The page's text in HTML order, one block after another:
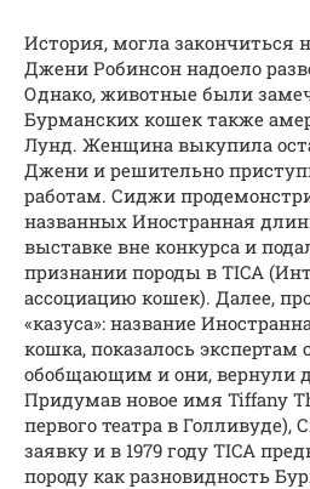
История, могла закончиться
Джени Робинсон надоело
Однако, животные были
Бурманских кошек также
Лунд. Женщина выкупила
Джени и решительно
работам. Сиджи
названных Иностранная
выставке вне конкурса и
признании породы в TICA
ассоциацию кошек). Далее,
«казуса»: название
кошка, показалось
обобщающим и они, вернули
Придумав новое имя Tiffany
первого театра в Голливуде),
заявку и в 1979 году TICA
породу как разновидность